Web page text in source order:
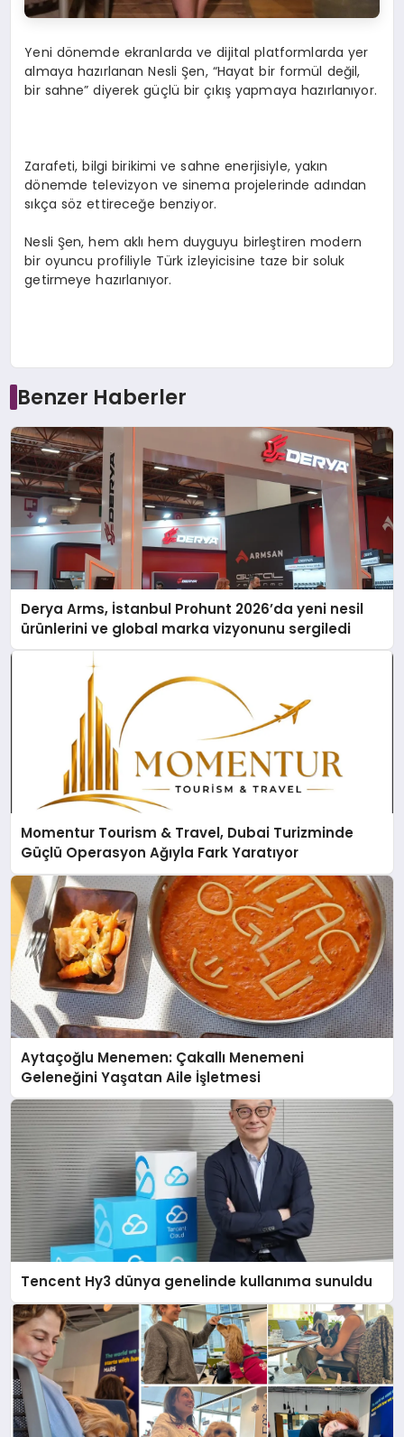
Yeni dönemde ekranlarda ve dijital platformlarda yer
almaya hazırlanan Nesli Şen, “Hayat bir formül değil,
bir sahne” diyerek güçlü bir çıkış yapmaya hazırlanıyor.
Zarafeti, bilgi birikimi ve sahne enerjisiyle, yakın
dönemde televizyon ve sinema projelerinde adından
sıkça söz ettireceğe benziyor.
Nesli Şen, hem aklı hem duyguyu birleştiren modern
bir oyuncu profiliyle Türk izleyicisine taze bir soluk
getirmeye hazırlanıyor.
Benzer Haberler
Derya Arms, İstanbul Prohunt 2026’da yeni nesil
ürünlerini ve global marka vizyonunu sergiledi
Momentur Tourism & Travel, Dubai Turizminde
Güçlü Operasyon Ağıyla Fark Yaratıyor
Aytaçoğlu Menemen: Çakallı Menemeni
Geleneğini Yaşatan Aile İşletmesi
Tencent Hy3 dünya genelinde kullanıma sunuldu